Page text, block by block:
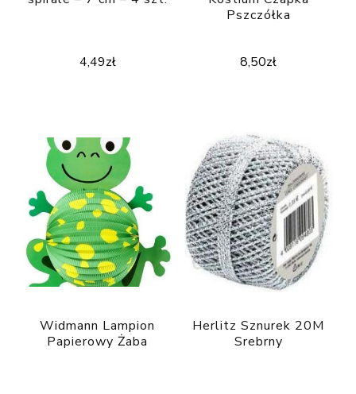
4,49zł
Pszczółka
8,50zł
Widmann Lampion
Papierowy Żaba
Herlitz Sznurek 20M
Srebrny